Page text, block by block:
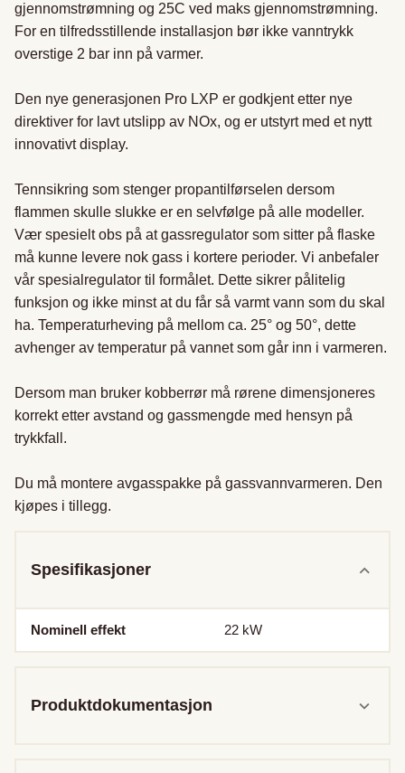
gjennomstrømning og 25C ved maks gjennomstrømning.
For en tilfredsstillende installasjon bør ikke vanntrykk
overstige 2 bar inn på varmer.
Den nye generasjonen Pro LXP er godkjent etter nye
direktiver for lavt utslipp av NOx, og er utstyrt med et nytt
innovativt display.
Tennsikring som stenger propantilførselen dersom
flammen skulle slukke er en selvfølge på alle modeller.
Vær spesielt obs på at gassregulator som sitter på flaske
må kunne levere nok gass i kortere perioder. Vi anbefaler
vår spesialregulator til formålet. Dette sikrer pålitelig
funksjon og ikke minst at du får så varmt vann som du skal
ha. Temperaturheving på mellom ca. 25° og 50°, dette
avhenger av temperatur på vannet som går inn i varmeren.
Dersom man bruker kobberrør må rørene dimensjoneres
korrekt etter avstand og gassmengde med hensyn på
trykkfall.
Du må montere avgasspakke på gassvannvarmeren. Den
kjøpes i tillegg.
Spesifikasjoner
Nominell effekt 22 kW
Produktdokumentasjon